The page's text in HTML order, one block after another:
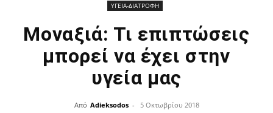
ΥΓΕΙΑ-ΔΙΑΤΡΟΦΗ
Μοναξιά: Τι επιπτώσεις
μπορεί να έχει στην
υγεία μας
Από Adieksodos - 5 Οκτωβρίου 2018